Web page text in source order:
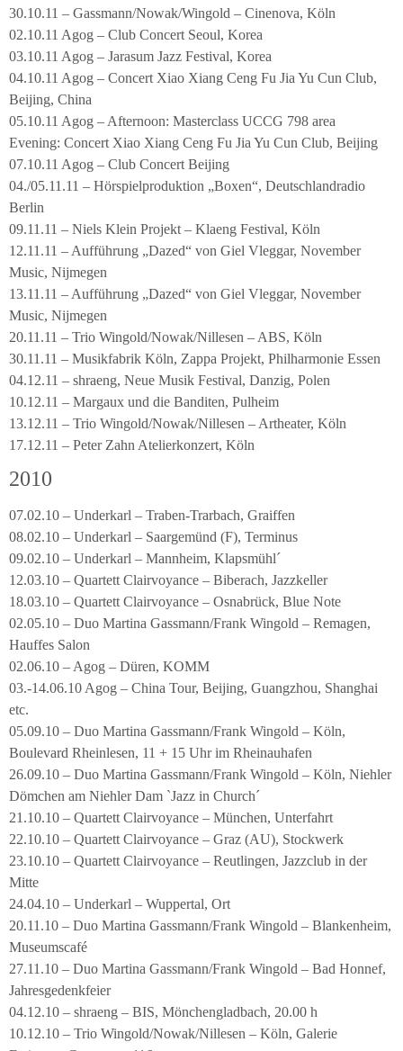
30.10.11 – Gassmann/Nowak/Wingold – Cinenova, Köln
02.10.11 Agog – Club Concert Seoul, Korea
03.10.11 Agog – Jarasum Jazz Festival, Korea
04.10.11 Agog – Concert Xiao Xiang Ceng Fu Jia Yu Cun Club,
Beijing, China
05.10.11 Agog – Afternoon: Masterclass UCCG 798 area
Evening: Concert Xiao Xiang Ceng Fu Jia Yu Cun Club, Beijing
07.10.11 Agog – Club Concert Beijing
04./05.11.11 – Hörspielproduktion „Boxen“, Deutschlandradio
Berlin
09.11.11 – Niels Klein Projekt – Klaeng Festival, Köln
12.11.11 – Aufführung „Dazed“ von Giel Vleggar, November
Music, Nijmegen
13.11.11 – Aufführung „Dazed“ von Giel Vleggar, November
Music, Nijmegen
20.11.11 – Trio Wingold/Nowak/Nillesen – ABS, Köln
30.11.11 – Musikfabrik Köln, Zappa Projekt, Philharmonie Essen
04.12.11 – shraeng, Neue Musik Festival, Danzig, Polen
10.12.11 – Margaux und die Banditen, Pulheim
13.12.11 – Trio Wingold/Nowak/Nillesen – Artheater, Köln
17.12.11 – Peter Zahn Atelierkonzert, Köln
2010
07.02.10 – Underkarl – Traben-Trarbach, Graiffen
08.02.10 – Underkarl – Saargemünd (F), Terminus
09.02.10 – Underkarl – Mannheim, Klapsmühl´
12.03.10 – Quartett Clairvoyance – Biberach, Jazzkeller
18.03.10 – Quartett Clairvoyance – Osnabrück, Blue Note
02.05.10 – Duo Martina Gassmann/Frank Wingold – Remagen,
Hauffes Salon
02.06.10 – Agog – Düren, KOMM
03.-14.06.10 Agog – China Tour, Beijing, Guangzhou, Shanghai
etc.
05.09.10 – Duo Martina Gassmann/Frank Wingold – Köln,
Boulevard Rheinlesen, 11 + 15 Uhr im Rheinauhafen
26.09.10 – Duo Martina Gassmann/Frank Wingold – Köln, Niehler
Dömchen am Niehler Dam `Jazz in Church´
21.10.10 – Quartett Clairvoyance – München, Unterfahrt
22.10.10 – Quartett Clairvoyance – Graz (AU), Stockwerk
23.10.10 – Quartett Clairvoyance – Reutlingen, Jazzclub in der
Mitte
24.04.10 – Underkarl – Wuppertal, Ort
20.11.10 – Duo Martina Gassmann/Frank Wingold – Blankenheim,
Museumscafé
27.11.10 – Duo Martina Gassmann/Frank Wingold – Bad Honnef,
Jahresgedenkfeier
04.12.10 – shraeng – BIS, Mönchengladbach, 20.00 h
10.12.10 – Trio Wingold/Nowak/Nillesen – Köln, Galerie